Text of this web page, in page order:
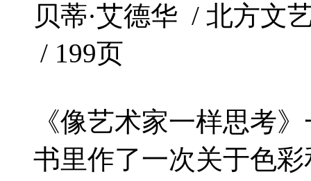
贝蒂·艾德华 / 北方文
/ 199页
《像艺术家一样思考
书里作了一次关于色